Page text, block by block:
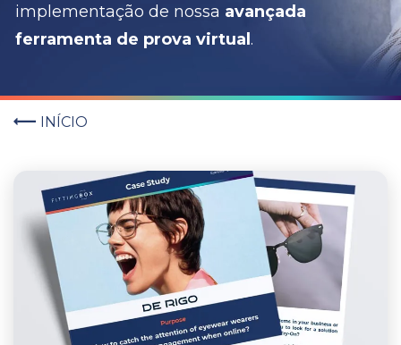
implementação de nossa avançada
ferramenta de prova virtual.
INÍCIO